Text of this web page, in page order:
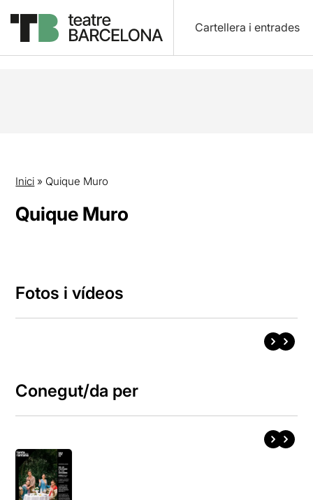
Cartellera i entrades
Inici » Quique Muro
Quique Muro
Fotos i vídeos
Conegut/da per